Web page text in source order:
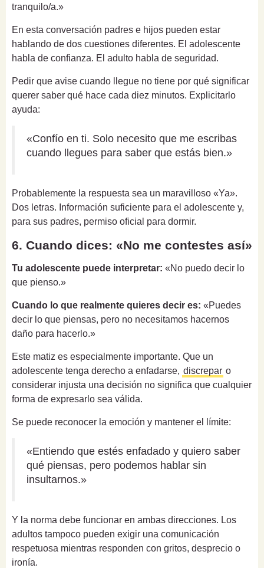
tranquilo/a.»
En esta conversación padres e hijos pueden estar
hablando de dos cuestiones diferentes. El adolescente
habla de confianza. El adulto habla de seguridad.
Pedir que avise cuando llegue no tiene por qué significar
querer saber qué hace cada diez minutos. Explicitarlo
ayuda:
«Confío en ti. Solo necesito que me escribas
cuando llegues para saber que estás bien.»
Probablemente la respuesta sea un maravilloso «Ya».
Dos letras. Información suficiente para el adolescente y,
para sus padres, permiso oficial para dormir.
6. Cuando dices: «No me contestes así»
Tu adolescente puede interpretar: «No puedo decir lo
que pienso.»
Cuando lo que realmente quieres decir es: «Puedes
decir lo que piensas, pero no necesitamos hacernos
daño para hacerlo.»
Este matiz es especialmente importante. Que un
adolescente tenga derecho a enfadarse, discrepar o
considerar injusta una decisión no significa que cualquier
forma de expresarlo sea válida.
Se puede reconocer la emoción y mantener el límite:
«Entiendo que estés enfadado y quiero saber
qué piensas, pero podemos hablar sin
insultarnos.»
Y la norma debe funcionar en ambas direcciones. Los
adultos tampoco pueden exigir una comunicación
respetuosa mientras responden con gritos, desprecio o
ironía.